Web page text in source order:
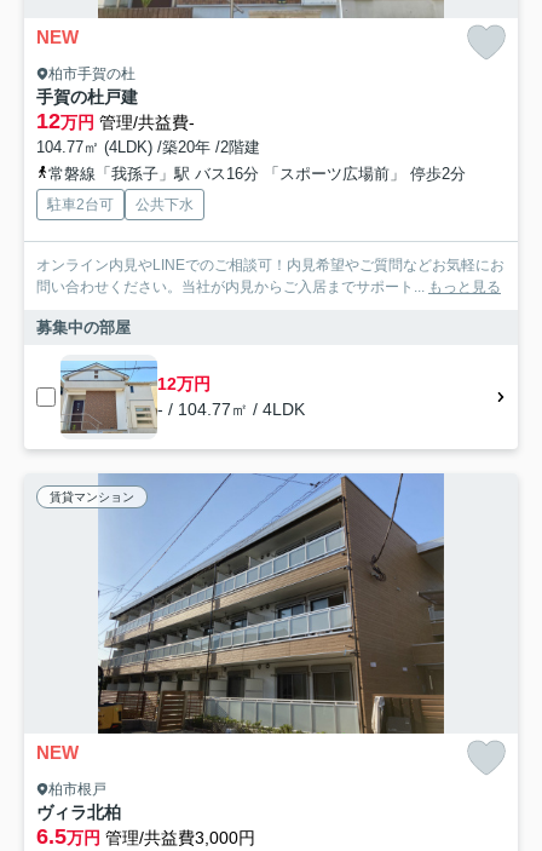
NEW
柏市手賀の杜
手賀の杜戸建
12万円 管理/共益費-
104.77㎡ (4LDK) /築20年 /2階建
常磐線「我孫子」駅 バス16分 「スポーツ広場前」 停歩2分
駐車2台可 公共下水
オンライン内見やLINEでのご相談可！内見希望やご質問などお気軽にお
問い合わせください。当社が内見からご入居までサポート... もっと見る
募集中の部屋
12万円
- / 104.77㎡ / 4LDK
賃貸マンション
NEW
柏市根戸
ヴィラ北柏
6.5万円 管理/共益費3,000円